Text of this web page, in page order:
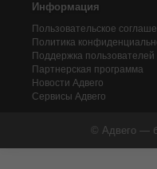
Информация
Пользовательское
Политика
Поддержка пользователей
Партнерская программа
Новости Адвего
Сервисы Адвего
© Адвего —